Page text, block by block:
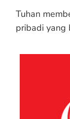
Tuhan
pribadi yang